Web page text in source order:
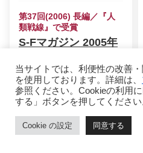
第37回(2006) 長編／『人
類戦線』で受賞
S-Fマガジン 2005年
著者/ケン・マクラウド、翻
訳/嶋田洋一
当サイトでは、利便性の改善
を使用しております。詳細は、
参照ください。Cookieの利用
する」ボタンを押してください
Cookie の設定 同意する